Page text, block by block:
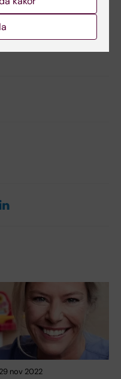
reliability and
rectus
29 nov 2022